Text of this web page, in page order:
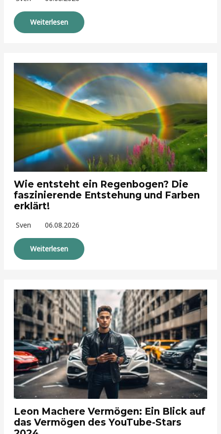
Weiterlesen
Wie entsteht ein Regenbogen? Die
faszinierende Entstehung und Farben
erklärt!
Sven 06.08.2026
Weiterlesen
Leon Machere Vermögen: Ein Blick auf
das Vermögen des YouTube-Stars